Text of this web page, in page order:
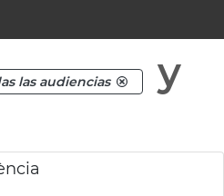
las audiencias
y